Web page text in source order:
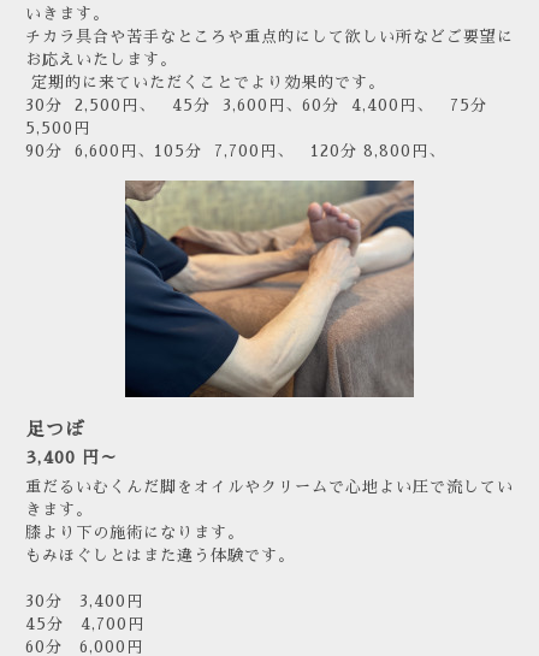
いきます。
チカラ具合や苦手なところや重点的にして欲しい所などご要望に
お応えいたします。
定期的に来ていただくことでより効果的です。
30分 2,500円、 45分 3,600円、60分 4,400円、 75分
5,500円
90分 6,600円、105分 7,700円、 120分 8,800円、
足つぼ
3,400 円～
重だるいむくんだ脚をオイルやクリームで心地よい圧で流してい
きます。
膝より下の施術になります。
もみほぐしとはまた違う体験です。
30分 3,400円
45分 4,700円
60分 6,000円